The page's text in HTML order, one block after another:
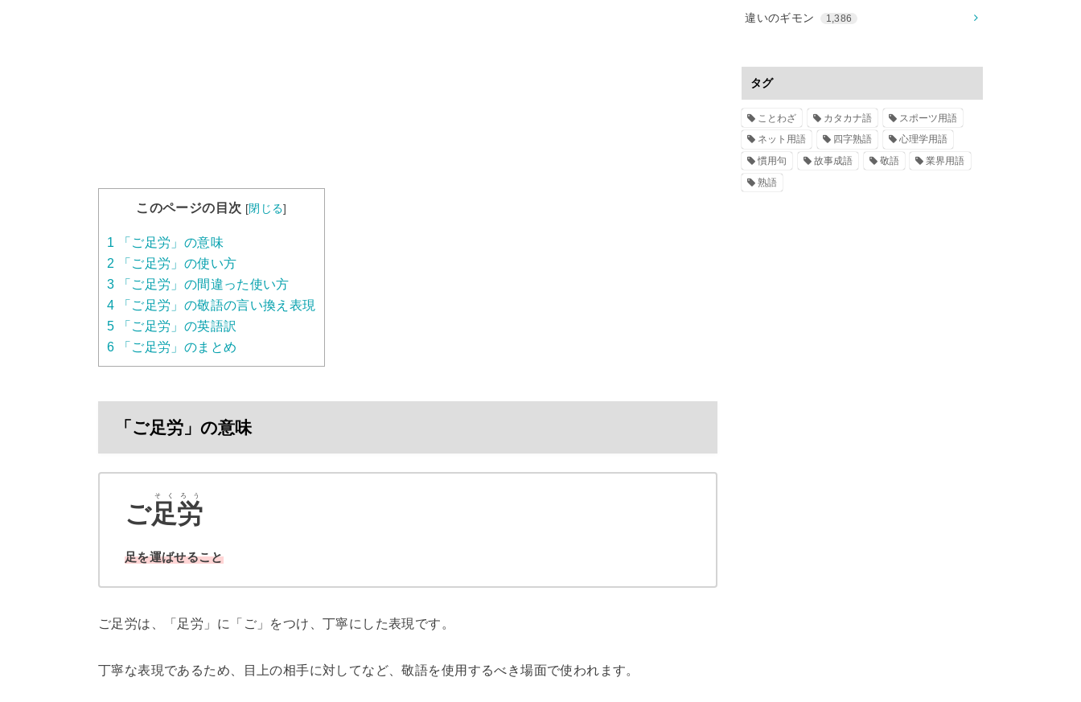
このページの目次 [閉じる]
1 「ご足労」の意味
2 「ご足労」の使い方
3 「ご足労」の間違った使い方
4 「ご足労」の敬語の言い換え表現
5 「ご足労」の英語訳
6 「ご足労」のまとめ
「ご足労」の意味
ご足労
そくろう
足を運ばせること
ご足労は、「足労」に「ご」をつけ、丁寧にした表現です。
丁寧な表現であるため、目上の相手に対してなど、敬語を使用するべき場面で使われます。
違いのギモン 1,386
タグ
ことわざ カタカナ語
スポーツ用語
ネット用語
四字熟語
心理学用語
慣用句
故事成語 敬語
業界用語
熟語